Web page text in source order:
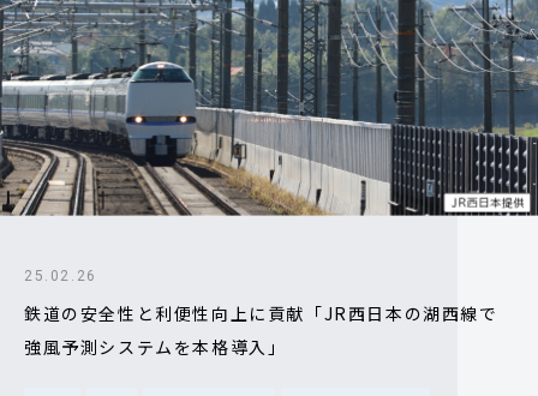
25.02.26
鉄道の安全性と利便性向上に貢献「JR西日本の湖西線で
強風予測システムを本格導入」